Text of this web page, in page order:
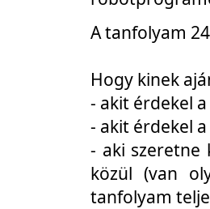
A tanfolyam
Hogy kinek
- akit érdekel
- akit érdekel
- aki szeretne
közül (van
tanfolyam